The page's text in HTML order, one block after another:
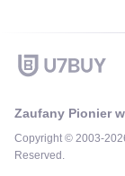
Zaufany Pionier
Copyright © 2003-
Reserved.